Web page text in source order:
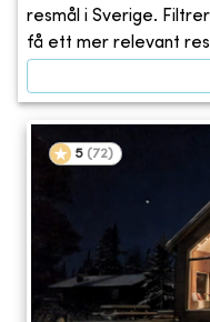
resmål i Sverige.
få ett mer relevant
5 (72)